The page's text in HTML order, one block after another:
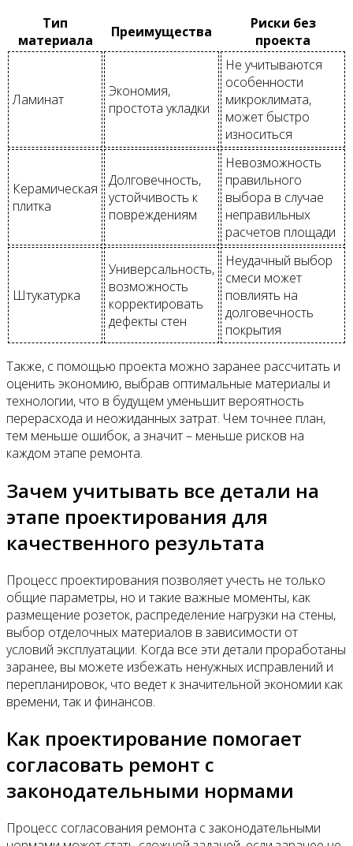
Тип
материала
Преимущества
Риски без
проекта
Ламинат
Экономия,
простота укладки
Не учитываются
особенности
микроклимата,
может быстро
износиться
Керамическая
плитка
Долговечность,
устойчивость к
повреждениям
Невозможность
правильного
выбора в случае
неправильных
расчетов площади
Штукатурка
Универсальность,
возможность
корректировать
дефекты стен
Неудачный выбор
смеси может
повлиять на
долговечность
покрытия
Также, с помощью проекта можно заранее рассчитать и
оценить экономию, выбрав оптимальные материалы и
технологии, что в будущем уменьшит вероятность
перерасхода и неожиданных затрат. Чем точнее план,
тем меньше ошибок, а значит – меньше рисков на
каждом этапе ремонта.
Зачем учитывать все детали на
этапе проектирования для
качественного результата
Процесс проектирования позволяет учесть не только
общие параметры, но и такие важные моменты, как
размещение розеток, распределение нагрузки на стены,
выбор отделочных материалов в зависимости от
условий эксплуатации. Когда все эти детали проработаны
заранее, вы можете избежать ненужных исправлений и
перепланировок, что ведет к значительной экономии как
времени, так и финансов.
Как проектирование помогает
согласовать ремонт с
законодательными нормами
Процесс согласования ремонта с законодательными